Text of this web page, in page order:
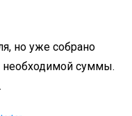
но уже собрано
необходимой суммы.